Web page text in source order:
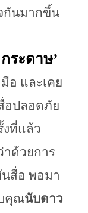
กันมากขึ้น
ระดาษ’
อ และเคย
ปลอดภัย
งที่แล้ว
าด้วยการ
สื่อ พอมา
คุณนับดาว